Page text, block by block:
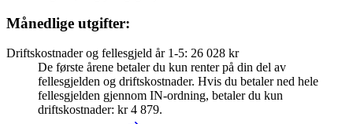
Månedlige utgifter:
Driftskostnader og fellesgjeld år 1-5: 26 028 kr
De første årene betaler du kun renter på din del av
fellesgjelden og driftskostnader. Hvis du betaler ned hele
fellesgjelden gjennom IN-ordning, betaler du kun
driftskostnader: kr 4 879.